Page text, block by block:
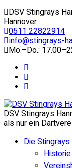
DSV Stingrays
Hannover
0511 22822914
info@stingrays-
Mo.–Do.:
DSV Stingrays
als nur ein
Die Stingrays